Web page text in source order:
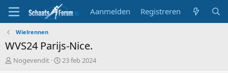
Aanmelden Registreren
Wielrennen
WVS24 Parijs-Nice.
T
Nogevendit
S
23 feb 2024